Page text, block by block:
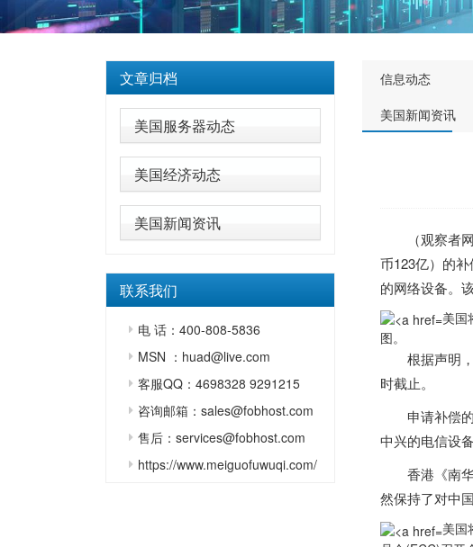
文章归档
美国服务器动态
美国经济动态
美国新闻资讯
联系我们
电 话：400-808-5836
MSN ：huad@live.com
客服QQ：4698328 9291215
咨询邮箱：sales@fobhost.com
售后：services@fobhost.com
https://www.meiguofuwuqi.com/
信息动态
美国新闻资讯
（观察者网
币123亿）的
的网络设备。
美国
图。
根据声明，
时截止。
申请补偿的
中兴的电信设
香港《南华
然保持了对中
美国